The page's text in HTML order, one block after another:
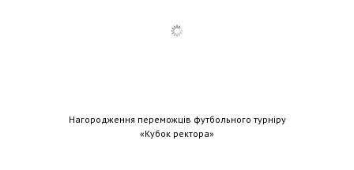
Нагородження переможців футбольного турніру
«Кубок ректора»